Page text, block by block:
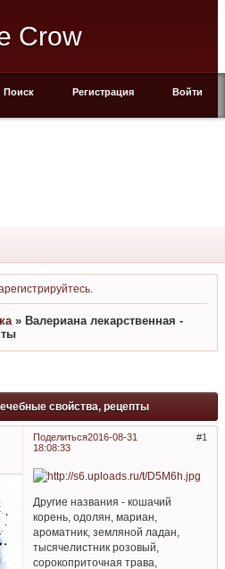
Crow
Поиск Регистрация Войти
» Валериана лекарственная -
свойства, рецепты
Поделиться 1
2016-08-31
18:08:33
Другие названия - кошачий
корень, одолян, мариан,
ароматник, земляной ладан,
тысячелистник розовый,
сорокоприточная трава,